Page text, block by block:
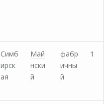
Симб
ирск
ая
Май
нски
й
фабр
ичны
й
1